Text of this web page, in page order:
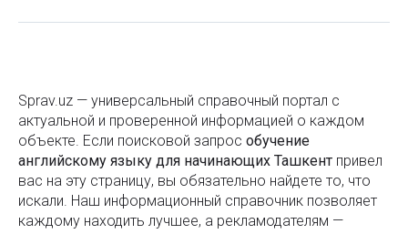
Как бюджетно украсить дом на Новый год
Солнечные панели - временный тренд или
будущее
Как правильно организовать рабочее
пространство с офисной мебелью
Sprav.uz — универсальный справочный портал с
актуальной и проверенной информацией о каждом
объекте. Если поисковой запроc обучение
английскому языку для начинающих Ташкент привел
вас на эту страницу, вы обязательно найдете то, что
искали. Наш информационный справочник позволяет
каждому находить лучшее, а рекламодателям —